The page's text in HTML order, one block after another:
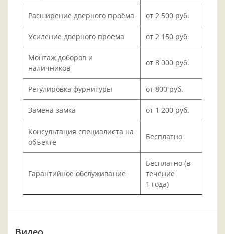
Расширение дверного проёма от 2 500 руб.
Усиление дверного проёма от 2 150 руб.
Монтаж доборов и
наличников
от 8 000 руб.
Регулировка фурнитуры от 800 руб.
Замена замка от 1 200 руб.
Консультация специалиста на
объекте
Бесплатно
Гарантийное обслуживание
Бесплатно (в
течение
1 года)